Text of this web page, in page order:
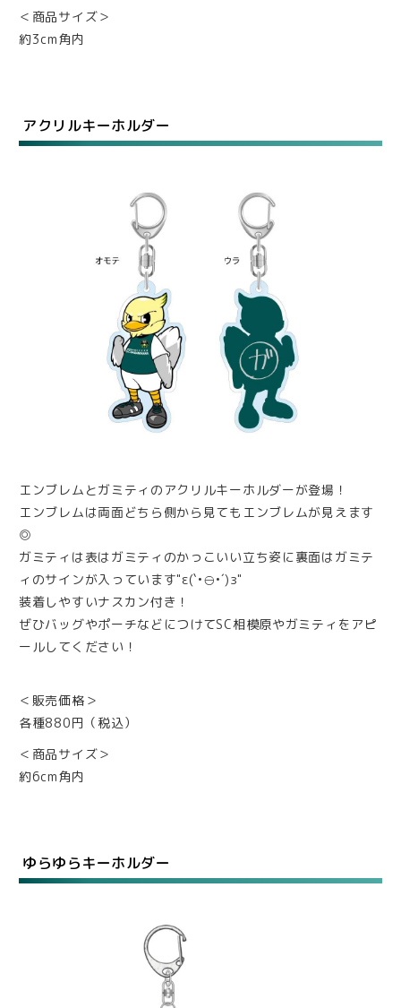
＜商品サイズ＞
約3cm角内
アクリルキーホルダー
エンブレムとガミティのアクリルキーホルダーが登場！
エンブレムは両面どちら側から見てもエンブレムが見えます
◎
ガミティは表はガミティのかっこいい立ち姿に裏面はガミテ
ィのサインが入っています"ε(`•⊖•´)з"
装着しやすいナスカン付き！
ぜひバッグやポーチなどにつけてSC相模原やガミティをアピ
ールしてください！
＜販売価格＞
各種880円（税込）
＜商品サイズ＞
約6cm角内
ゆらゆらキーホルダー